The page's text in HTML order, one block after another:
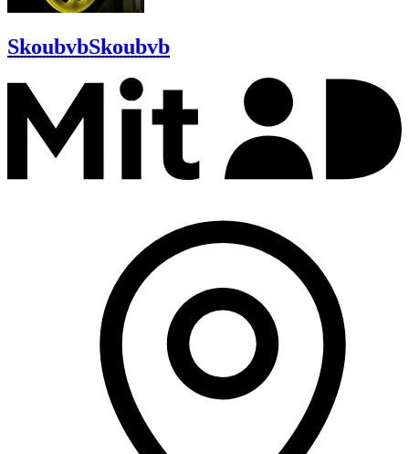
SkoubvbSkoubvb